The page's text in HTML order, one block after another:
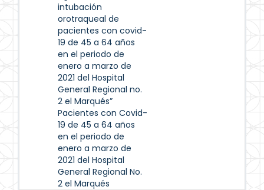
intubación
orotraqueal de
pacientes con covid-
19 de 45 a 64 años
en el periodo de
enero a marzo de
2021 del Hospital
General Regional no.
2 el Marqués”
Pacientes con Covid-
19 de 45 a 64 años
en el periodo de
enero a marzo de
2021 del Hospital
General Regional No.
2 el Marqués